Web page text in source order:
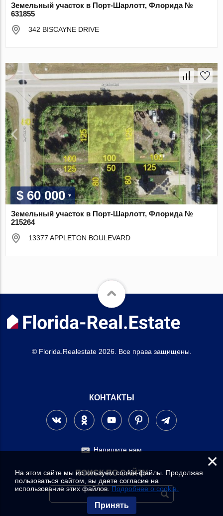
Земельный участок в Порт-Шарлотт, Флорида №
631855
342 BISCAYNE DRIVE
$ 60 000
Земельный участок в Порт-Шарлотт, Флорида №
215264
13377 APPLETON BOULEVARD
© Florida.Realestate 2026. Все права защищены.
КОНТАКТЫ
Напишите нам
ПОИСК ПО САЙТУ
×
На этом сайте мы используем cookie-файлы. Продолжая
пользоваться сайтом, вы даете согласие на
использование этих файлов. Подробнее о cookie.
Принять